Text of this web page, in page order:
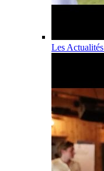
Les